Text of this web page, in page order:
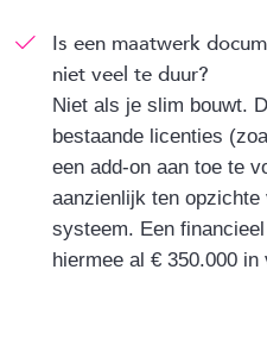
Is een maatwerk
niet veel te duur?
Niet als je slim bouwt.
bestaande licenties
een add-on aan toe te
aanzienlijk ten
systeem. Een
hiermee al € 350.000 in